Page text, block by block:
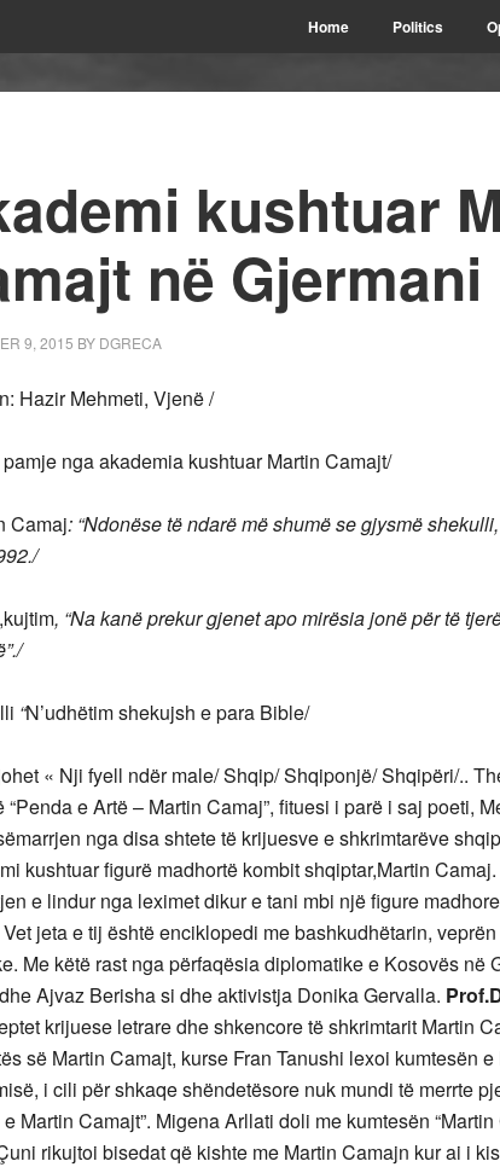
Home Politics
kushtuar
në Gjermani
9, 2015 BY DGRECA
Hazir Mehmeti, Vjenë /
nga akademia kushtuar Martin Camajt/
Camaj: “Ndonëse të ndarë më shumë se gjysmë
, “Na kanë prekur gjenet apo mirësia jonë për të
“N’udhëtim shekujsh e para Bible/
« Nji fyell ndër male/ Shqip/ Shqiponjë/ Shqipëri/..
“Penda e Artë – Martin Camaj”, fituesi i parë i saj poeti,
nga disa shtete të krijuesve e shkrimtarëve
kushtuar figurë madhortë kombit shqiptar,Martin
e lindur nga leximet dikur e tani mbi një figure
jeta e tij është enciklopedi me bashkudhëtarin,
Me këtë rast nga përfaqësia diplomatike e Kosovës në
Ajvaz Berisha si dhe aktivistja Donika Gervalla.
krijuese letrare dhe shkencore të shkrimtarit Martin
së Martin Camajt, kurse Fran Tanushi lexoi kumtesën
i cili për shkaqe shëndetësore nuk mundi të merrte
Martin Camajt”. Migena Arllati doli me kumtesën
rikujtoi bisedat që kishte me Martin Camajn kur ai i